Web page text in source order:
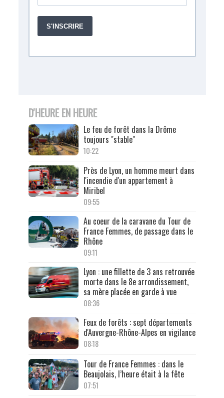
D'HEURE EN HEURE
Le feu de forêt dans la Drôme
toujours "stable"
10:22
Près de Lyon, un homme meurt dans
l'incendie d'un appartement à
Miribel
09:55
Au coeur de la caravane du Tour de
France Femmes, de passage dans le
Rhône
09:11
Lyon : une fillette de 3 ans retrouvée
morte dans le 8e arrondissement,
sa mère placée en garde à vue
08:36
Feux de forêts : sept départements
d'Auvergne-Rhône-Alpes en vigilance
08:18
Tour de France Femmes : dans le
Beaujolais, l’heure était à la fête
07:51